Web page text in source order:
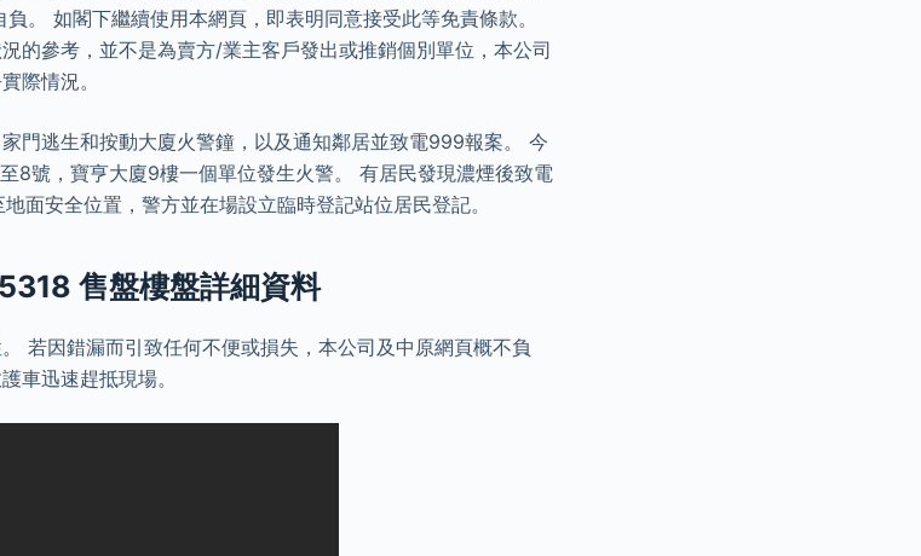
。 如閣下繼續使用本網頁，即表明同意接受此等免責條款。
的參考，並不是為賣方/業主客戶發出或推銷個別單位，本公司
際情況。
門逃生和按動大廈火警鐘，以及通知鄰居並致電999報案。 今
8號，寶亨大廈9樓一個單位發生火警。 有居民發現濃煙後致電
面安全位置，警方並在場設立臨時登記站位居民登記。
售盤樓盤詳細資料
若因錯漏而引致任何不便或損失，本公司及中原網頁概不負
車迅速趕抵現場。